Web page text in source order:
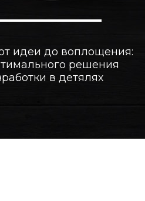
идеи до воплощения:
решения
в детялях